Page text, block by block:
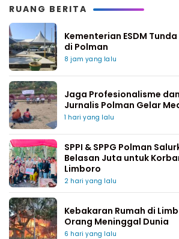
RUANG BERITA
Kementerian ESDM
di Polman
8 jam yang lalu
Jaga Profesionalisme
Jurnalis Polman Gelar
1 hari yang lalu
SPPI & SPPG Polman
Belasan Juta untuk
Limboro
2 hari yang lalu
Kebakaran Rumah di
Orang Meninggal Dunia
6 hari yang lalu